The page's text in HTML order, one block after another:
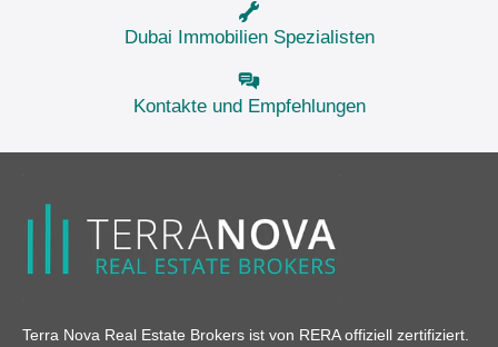
Dubai Immobilien Spezialisten
Kontakte und Empfehlungen
Terra Nova Real Estate Brokers ist von RERA offiziell zertifiziert.